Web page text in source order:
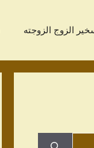
الزوج الزوجته